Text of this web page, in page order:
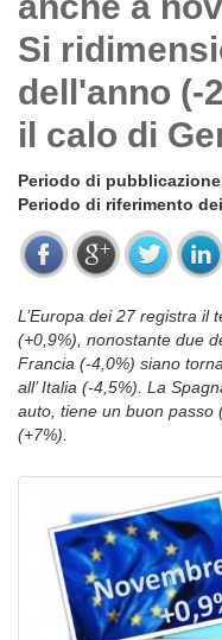
Si
dell'anno (-
il calo di
Periodo di
Periodo di riferimento
L’Europa dei 27 registra il
(+0,9%), nonostante due
Francia (-4,0%) siano
all’ Italia (-4,5%). La
auto, tiene un buon passo
(+7%).